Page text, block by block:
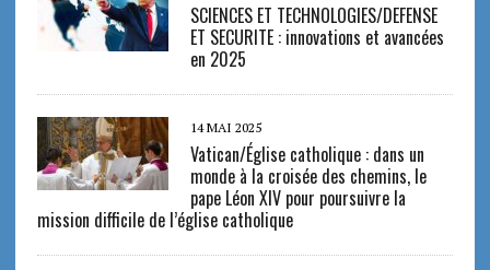
SCIENCES ET TECHNOLOGIES/DEFENSE
ET SECURITE : innovations et avancées
en 2025
14 MAI 2025
Vatican/Église catholique : dans un
monde à la croisée des chemins, le
pape Léon XIV pour poursuivre la
mission difficile de l’église catholique